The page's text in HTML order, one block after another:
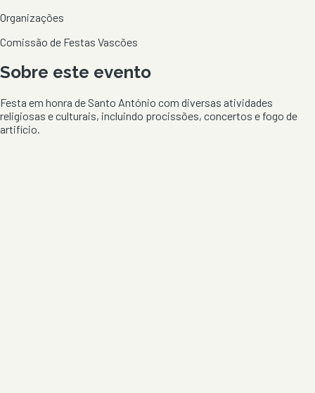
Organizações
Comissão de Festas Vascões
Sobre este evento
Festa em honra de Santo António com diversas atividades
religiosas e culturais, incluindo procissões, concertos e fogo de
artifício.